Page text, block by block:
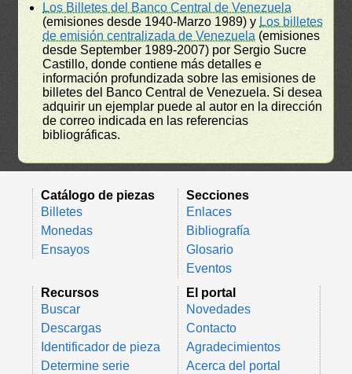
Los Billetes del Banco Central de Venezuela
(emisiones desde 1940-Marzo 1989) y Los billetes
de emisión centralizada de Venezuela (emisiones
desde September 1989-2007) por Sergio Sucre
Castillo, donde contiene más detalles e
información profundizada sobre las emisiones de
billetes del Banco Central de Venezuela. Si desea
adquirir un ejemplar puede al autor en la dirección
de correo indicada en las referencias
bibliográficas.
Catálogo de piezas
Billetes
Monedas
Ensayos
Secciones
Enlaces
Bibliografía
Glosario
Eventos
Recursos
Buscar
Descargas
Identificador de pieza
Determine serie
El portal
Novedades
Contacto
Agradecimientos
Acerca del portal